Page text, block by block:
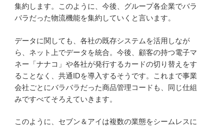
集約します。このように、今後、グループ各企業でバラ
バラだった物流機能を集約していくと言います。
データに関しても、各社の既存システムを活用しなが
ら、ネット上でデータを統合。今後、顧客の持つ電子マ
ネー「ナナコ」や各社が発行するカードの切り替えをす
ることなく、共通IDを導入するそうです。これまで事業
会社ごとにバラバラだった商品管理コードも、同じ仕組
みですべてそろえていきます。
このように、セブン＆アイは複数の業態をシームレスに